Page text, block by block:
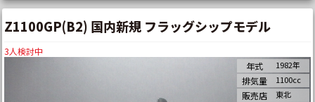
Z1100GP(B2) 国内新規 フラッグシップモデル
3人検討中
年式 1982年
排気量 1100cc
販売店 東北